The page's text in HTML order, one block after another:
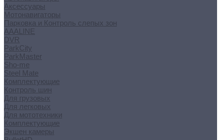
Аксессуары
Мотонавигаторы
Парковка и Контроль слепых зон
AAALINE
DVR
ParkCity
ParkMaster
Sho-me
Steel Mate
Комплектующие
Контроль шин
Для грузовых
Для легковых
Для мототехники
Комплектующие
Экшен камеры